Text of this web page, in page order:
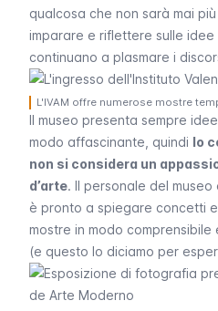
qualcosa che non sarà mai
imparare e riflettere sulle
continuano a plasmare i
L'IVAM offre numerose mostre
Il museo presenta sempre
modo affascinante, quindi lo
non si considera un
d’arte. Il personale del
è pronto a spiegare concetti
mostre in modo
(e questo lo diciamo per